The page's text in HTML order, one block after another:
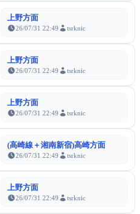
上野方面
26/07/31 22:49 tsrknic
上野方面
26/07/31 22:49 tsrknic
上野方面
26/07/31 22:49 tsrknic
(高崎線＋湘南新宿)高崎方面
26/07/31 22:49 tsrknic
上野方面
26/07/31 22:49 tsrknic